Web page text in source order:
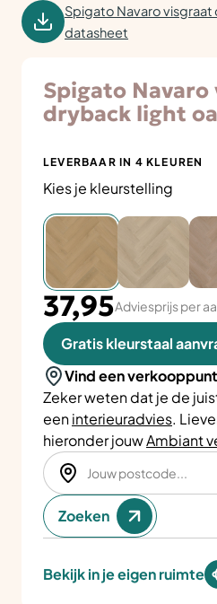
Spigato Navaro
datasheet
Spigato Navaro
dryback light
LEVERBAAR IN 4 KLEUREN
Kies je kleurstelling
37,95Adviesprijs per
Gratis kleurstaal
Vind een
Zeker weten dat je de
eeninterieuradvies.
hieronder jouwAmbiant
Zoeken
Bekijk in je eigen ruimte